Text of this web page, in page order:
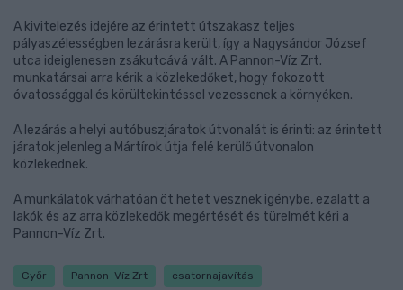
A kivitelezés idejére az érintett útszakasz teljes
pályaszélességben lezárásra került, így a Nagysándor József
utca ideiglenesen zsákutcává vált. A Pannon-Víz Zrt.
munkatársai arra kérik a közlekedőket, hogy fokozott
óvatossággal és körültekintéssel vezessenek a környéken.
A lezárás a helyi autóbuszjáratok útvonalát is érinti: az érintett
járatok jelenleg a Mártírok útja felé kerülő útvonalon
közlekednek.
A munkálatok várhatóan öt hetet vesznek igénybe, ezalatt a
lakók és az arra közlekedők megértését és türelmét kéri a
Pannon-Víz Zrt.
Győr Pannon-Víz Zrt csatornajavítás